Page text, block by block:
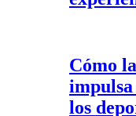
Cómo
los